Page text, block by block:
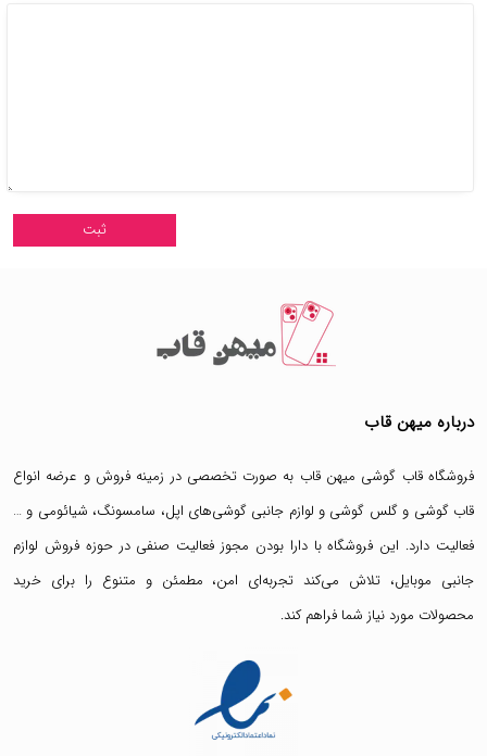
درباره میهن قاب
فروشگاه قاب گوشی میهن قاب به صورت تخصصی در زمینه فروش و عرضه انواع
قاب گوشی وگلس گوشی و لوازم جانبی گوشی‌های اپل، سامسونگ، شیائومی و …
فعالیت دارد. این فروشگاه با دارا بودن مجوز فعالیت صنفی در حوزه فروش لوازم
جانبی موبایل، تلاش می‌کند تجربه‌ای امن، مطمئن و متنوع را برای خرید
محصولات مورد نیاز شما فراهم کند.